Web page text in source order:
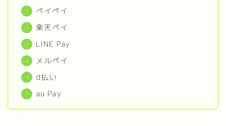
ペイペイ
楽天ペイ
LINE Pay
メルペイ
d払い
au Pay